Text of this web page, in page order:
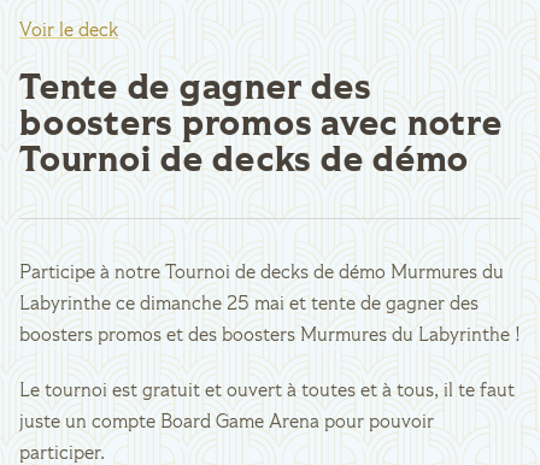
Voir le deck
Tente de gagner des
boosters promos avec notre
Tournoi de decks de démo
Participe à notre Tournoi de decks de démo Murmures du
Labyrinthe ce dimanche 25 mai et tente de gagner des
boosters promos et des boosters Murmures du Labyrinthe !
Le tournoi est gratuit et ouvert à toutes et à tous, il te faut
juste un compte Board Game Arena pour pouvoir
participer.